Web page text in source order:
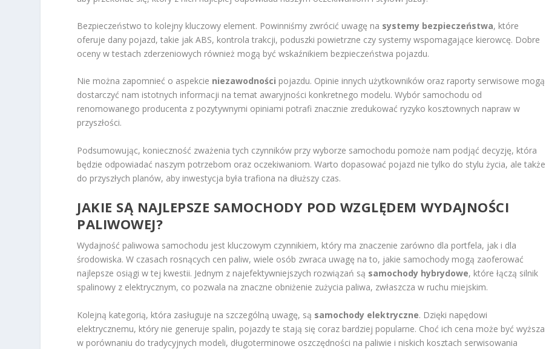
Bezpieczeństwo to kolejny kluczowy element. Powinniśmy zwrócić uwagę na systemy bezpieczeństwa, które
oferuje dany pojazd, takie jak ABS, kontrola trakcji, poduszki powietrzne czy systemy wspomagające kierowcę. Dobre
oceny w testach zderzeniowych również mogą być wskaźnikiem bezpieczeństwa pojazdu.
Nie można zapomnieć o aspekcie niezawodności pojazdu. Opinie innych użytkowników oraz raporty serwisowe mogą
dostarczyć nam istotnych informacji na temat awaryjności konkretnego modelu. Wybór samochodu od
renomowanego producenta z pozytywnymi opiniami potrafi znacznie zredukować ryzyko kosztownych napraw w
przyszłości.
Podsumowując, konieczność zważenia tych czynników przy wyborze samochodu pomoże nam podjąć decyzję, która
będzie odpowiadać naszym potrzebom oraz oczekiwaniom. Warto dopasować pojazd nie tylko do stylu życia, ale także
do przyszłych planów, aby inwestycja była trafiona na dłuższy czas.
JAKIE SĄ NAJLEPSZE SAMOCHODY POD WZGLĘDEM WYDAJNOŚCI
PALIWOWEJ?
Wydajność paliwowa samochodu jest kluczowym czynnikiem, który ma znaczenie zarówno dla portfela, jak i dla
środowiska. W czasach rosnących cen paliw, wiele osób zwraca uwagę na to, jakie samochody mogą zaoferować
najlepsze osiągi w tej kwestii. Jednym z najefektywniejszych rozwiązań są samochody hybrydowe, które łączą silnik
spalinowy z elektrycznym, co pozwala na znaczne obniżenie zużycia paliwa, zwłaszcza w ruchu miejskim.
Kolejną kategorią, która zasługuje na szczególną uwagę, są samochody elektryczne. Dzięki napędowi
elektrycznemu, który nie generuje spalin, pojazdy te stają się coraz bardziej popularne. Choć ich cena może być wyższa
w porównaniu do tradycyjnych modeli, długoterminowe oszczędności na paliwie i niskich kosztach serwisowania